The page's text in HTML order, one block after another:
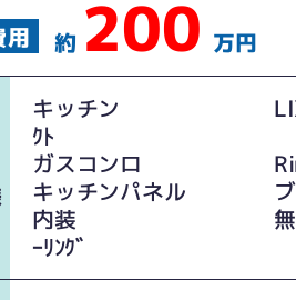
約 200 万円
キッチン
ｸﾄ
ガスコンロ
キッチンパネル ブ
内装 無垢
ｰﾘﾝｸﾞ